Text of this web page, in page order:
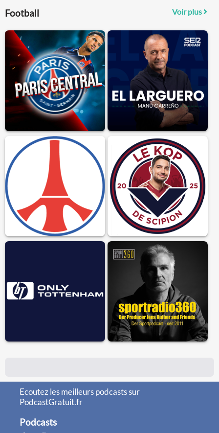
Football Voir plus
Ecoutez les meilleurs podcasts sur
PodcastGratuit.fr
Podcasts